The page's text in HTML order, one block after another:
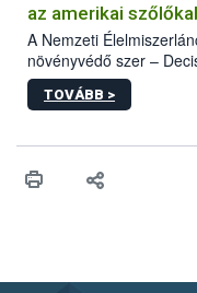
az amerikai
A Nemzeti
növényvédő szer –
engedélyokiratát
egészen a
érésű szőlőkben is
felhasználók számára
TOVÁBB >